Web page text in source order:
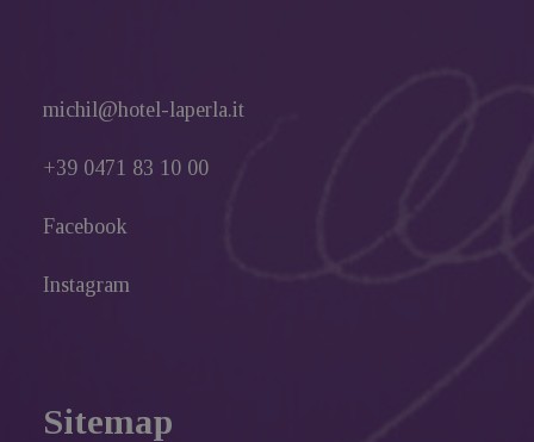
michil@hotel-laperla.it
+39 0471 83 10 00
Facebook
Instagram
Sitemap